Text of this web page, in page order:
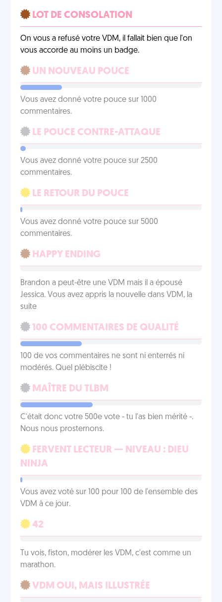
LOT DE CONSOLATION
On vous a refusé votre VDM, il fallait bien que l'on
vous accorde au moins un badge.
UN NOUVEAU POUCE
Vous avez donné votre pouce sur 1000
commentaires.
LE POUCE CONTRE-ATTAQUE
Vous avez donné votre pouce sur 2500
commentaires.
LE RETOUR DU POUCE
Vous avez donné votre pouce sur 5000
commentaires.
HAPPY ENDING
Brandon a peut-être une VDM mais il a épousé
Jessica. Vous avez appris la nouvelle dans VDM, la
suite
100 COMMENTAIRES DE QUALITÉ
100 de vos commentaires ne sont ni enterrés ni
modérés. Quel plébiscite !
MAÎTRE DU TLBM
C'était donc votre 500e vote - tu l'as bien mérité -.
Nous nous prosternons.
FERVENT LECTEUR — NIVEAU : DIEU
NINJA
Vous avez voté sur 100 pour 100 de l'ensemble des
VDM à ce jour.
42
Tu vois, fiston, modérer les VDM, c'est comme un
marathon.
VDM OUI, MAIS ILLUSTRÉE